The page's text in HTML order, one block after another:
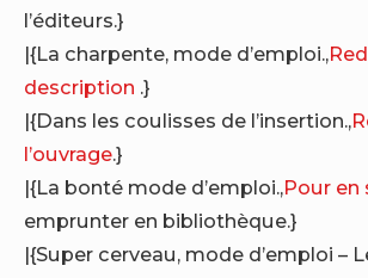
l’éditeurs.}
|{La charpente, mode d’emploi.,
description .}
|{Dans les coulisses de l’insertion.,
l’ouvrage.}
|{La bonté mode d’emploi.,Pour en
emprunter en bibliothèque.}
|{Super cerveau, mode d’emploi –